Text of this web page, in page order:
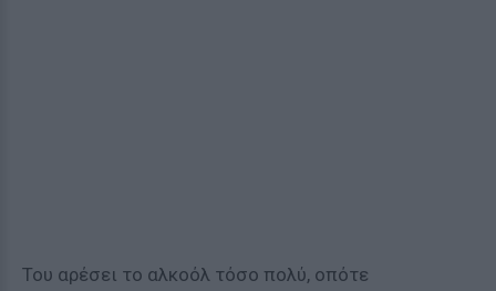
Του αρέσει το αλκοόλ τόσο πολύ, οπότε